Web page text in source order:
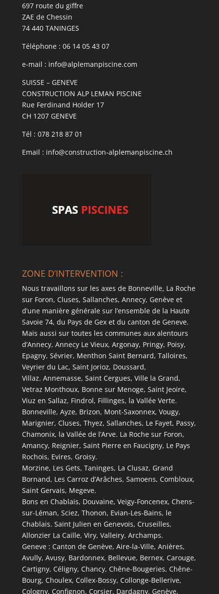
697 route du giffre
ZAE de Chessin
74 440 TANINGES
Téléphone : 06 14 05 43 07
e-mail : info@alplemanpiscine.com
SUISSE – GENEVE
CONSTRUCTION ALP LEMAN PISCINE
Rue Ferdinand Holder 17
CH 1207 GENEVE
Tél : 078 218 87 01
Email : info@construction-alplemanpiscine.ch
ZONE D’INTERVENTION :
Nous travaillons sur les axes de Bonneville, La Roche
sur Foron, Cluses, Sallanches, Annecy, Genève et
d’une manière générale sur l’ensemble de la Haute
Savoie 74, du Pays de Gex et du canton de Geneve.
Mais aussi sur toutes les communes aux alentours
d’Annecy, Annecy Le Vieux, Argonay, Pringy, Poisy,
Epagny, Sévrier, Menthon Saint Bernard, Talloires,
Veyrier du Lac, Saint Jorioz, Doussard,
Villaz. Annemasse, Saint Cergues, Ville la Grand,
Vetraz Monthoux, Bonne sur Menoge, Saint Jeoire,
Viuz en Sallaz, Findrol, Fillinges, la Vallée Verte.
Bonneville, Ayze, Brizon, Mont-Saxonnex, Vougy,
Marignier, Cluses, Thyez, Sallanches, Le Fayet, Passy,
Chamonix, la Vallée de l’Arve. La Roche sur Foron,
Amancy, Reignier, Saint Pierre en Faucigny, Le Pays
Rochois, Evires, Groisy.
Morzine, Les Gets, Taninges, La Clusaz, Grand
Bornand, Les Carroz d’Arâches, Samoens, Combloux,
Saint Gervais, Megeve.
Bons en Chablais, Douvaine, Veigy-Foncenex, Chens-
sur-Léman, Sciez, Thonon, Evian-Les-Bains, le
Chablais. Saint Julien en Genevois, Cruseilles,
Allonzier La Caille, Viry, Valleiry, Archamps.
Geneve : Canton de Genève, Aire-la-Ville, Anières,
Avully, Avusy, Bardonnex, Bellevue, Bernex, Carouge,
Cartigny, Céligny, Chancy, Chêne-Bougeries, Chêne-
Bourg, Choulex, Collex-Bossy, Collonge-Bellerive,
Cologny, Confignon, Corsier, Dardagny, Genève,